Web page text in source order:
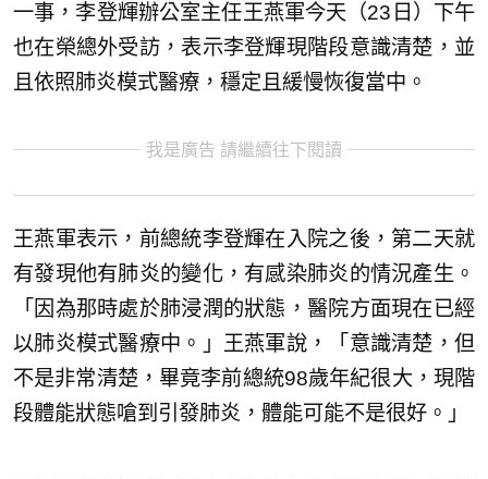
一事，李登輝辦公室主任王燕軍今天（23日）下午
也在榮總外受訪，表示李登輝現階段意識清楚，並
且依照肺炎模式醫療，穩定且緩慢恢復當中。
我是廣告 請繼續往下閱讀
王燕軍表示，前總統李登輝在入院之後，第二天就
有發現他有肺炎的變化，有感染肺炎的情況產生。
「因為那時處於肺浸潤的狀態，醫院方面現在已經
以肺炎模式醫療中。」王燕軍說，「意識清楚，但
不是非常清楚，畢竟李前總統98歲年紀很大，現階
段體能狀態嗆到引發肺炎，體能可能不是很好。」